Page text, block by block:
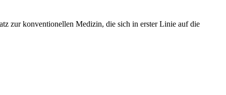
zur konventionellen Medizin, die sich in erster Linie auf die